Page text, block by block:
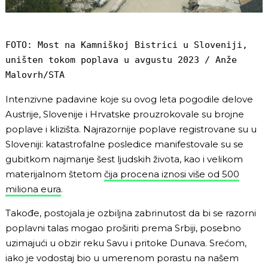
FOTO: Most na Kamniškoj Bistrici u Sloveniji,
uništen tokom poplava u avgustu 2023 / Anže
Malovrh/STA
Intenzivne padavine koje su ovog leta pogodile delove
Austrije, Slovenije i Hrvatske prouzrokovale su brojne
poplave i klizišta. Najrazornije poplave registrovane su u
Sloveniji: katastrofalne posledice manifestovale su se
gubitkom najmanje šest ljudskih života, kao i velikom
materijalnom štetom čija procena iznosi više od 500
miliona eura.
Takođe, postojala je ozbiljna zabrinutost da bi se razorni
poplavni talas mogao proširiti prema Srbiji, posebno
uzimajući u obzir reku Savu i pritoke Dunava. Srećom,
iako je vodostaj bio u umerenom porastu na našem